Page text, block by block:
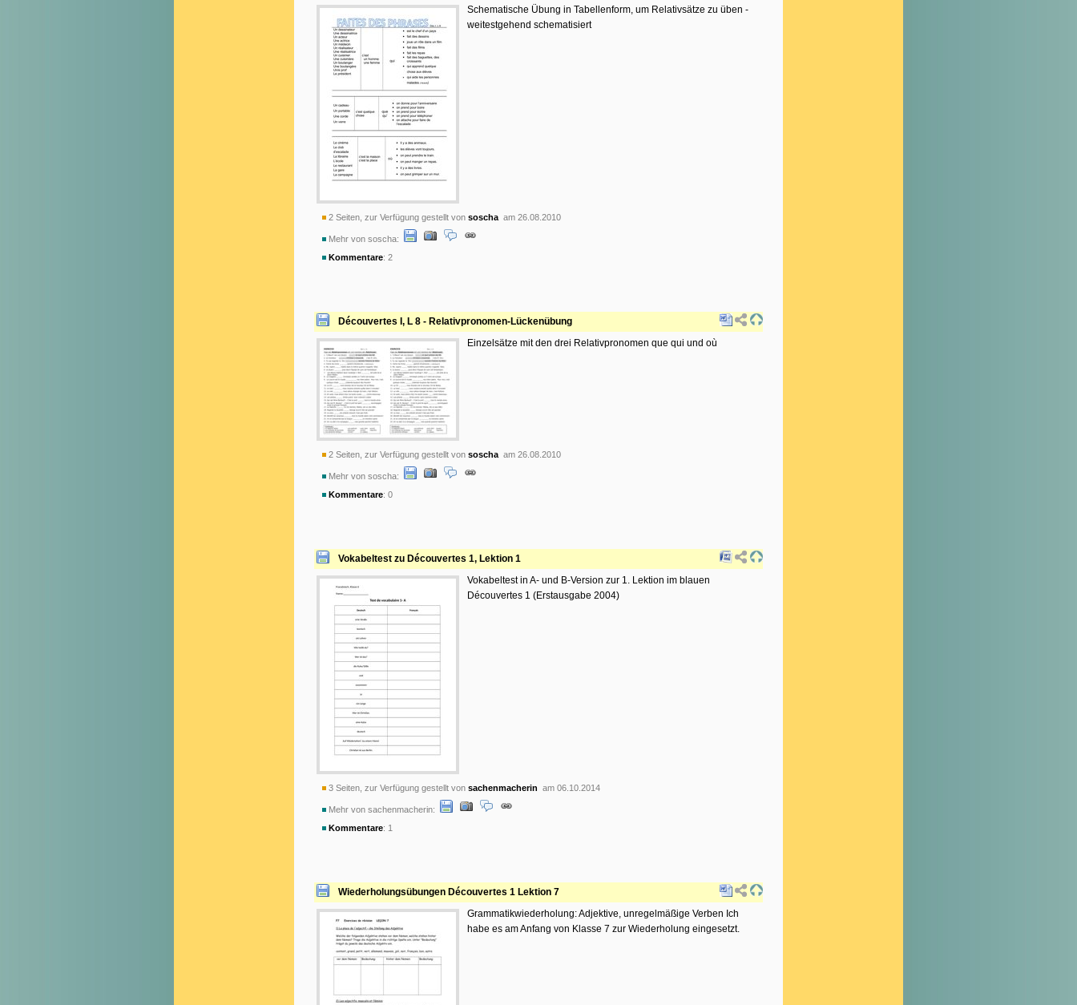
Schematische Übung in Tabellenform, um Relativsätze zu üben -
weitestgehend schematisiert
2 Seiten, zur Verfügung gestellt von soscha am 26.08.2010
Mehr von soscha:
Kommentare: 2
Découvertes I, L 8 - Relativpronomen-Lückenübung
Einzelsätze mit den drei Relativpronomen que qui und où
2 Seiten, zur Verfügung gestellt von soscha am 26.08.2010
Mehr von soscha:
Kommentare: 0
Vokabeltest zu Découvertes 1, Lektion 1
Vokabeltest in A- und B-Version zur 1. Lektion im blauen
Découvertes 1 (Erstausgabe 2004)
3 Seiten, zur Verfügung gestellt von sachenmacherin am 06.10.2014
Mehr von sachenmacherin:
Kommentare: 1
Wiederholungsübungen Découvertes 1 Lektion 7
Grammatikwiederholung: Adjektive, unregelmäßige Verben Ich
habe es am Anfang von Klasse 7 zur Wiederholung eingesetzt.